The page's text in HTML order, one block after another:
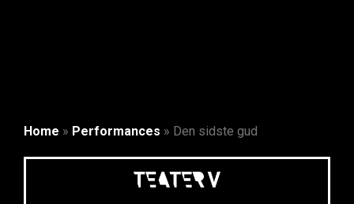
Home » Performances » Den sidste gud